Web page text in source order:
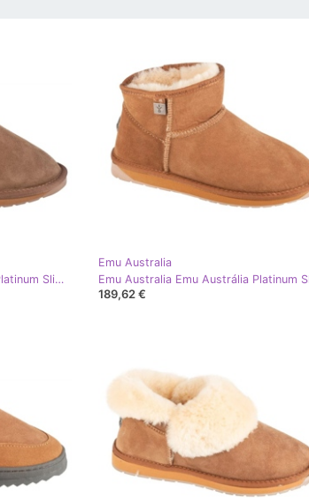
Emu Australia Emu Austrália Platinum Slim Darling WP11875-Mush marrom
Emu Australia
189,62 €